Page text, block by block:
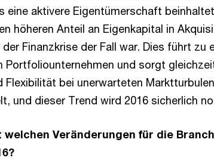
eine aktivere Eigentümerschaft
höheren Anteil an Eigenkapital in
der Finanzkrise der Fall war. Dies führt zu
Portfoliounternehmen und sorgt
Flexibilität bei unerwarteten
und dieser Trend wird 2016 sicherlich
welchen Veränderungen für die